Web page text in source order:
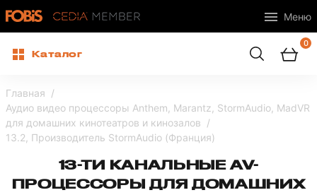
Меню
Каталог
0
Главная
Аудио видео процессоры Anthem, Marantz, StormAudio, MadVR
для домашних кинотеатров и кинозалов
13.2, Производитель StormAudio (Франция)
13-ТИ КАНАЛЬНЫЕ AV-
ПРОЦЕССОРЫ ДЛЯ ДОМАШНИХ